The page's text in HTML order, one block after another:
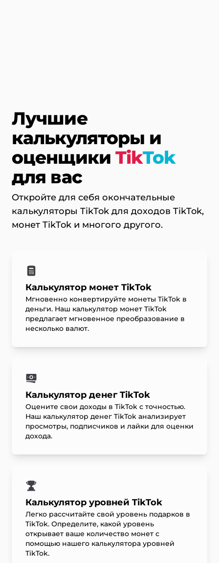
Лучшие
калькуляторы и
оценщики TikTok
для вас
Откройте для себя окончательные
калькуляторы TikTok для доходов TikTok,
монет TikTok и многого другого.
Калькулятор монет TikTok
Мгновенно конвертируйте монеты TikTok в
деньги. Наш калькулятор монет TikTok
предлагает мгновенное преобразование в
несколько валют.
Калькулятор денег TikTok
Оцените свои доходы в TikTok с точностью.
Наш калькулятор денег TikTok анализирует
просмотры, подписчиков и лайки для оценки
дохода.
Калькулятор уровней TikTok
Легко рассчитайте свой уровень подарков в
TikTok. Определите, какой уровень
открывает ваше количество монет с
помощью нашего калькулятора уровней
TikTok.